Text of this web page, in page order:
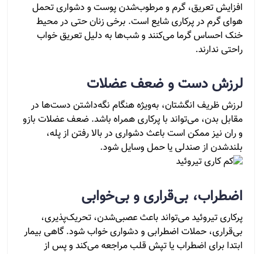
افزایش تعریق، گرم و مرطوب‌شدن پوست و دشواری تحمل
هوای گرم در پرکاری شایع است. برخی زنان حتی در محیط
خنک احساس گرما می‌کنند و شب‌ها به دلیل تعریق خواب
راحتی ندارند.
لرزش دست و ضعف عضلات
لرزش ظریف انگشتان، به‌ویژه هنگام نگه‌داشتن دست‌ها در
مقابل بدن، می‌تواند با پرکاری همراه باشد. ضعف عضلات بازو
و ران نیز ممکن است باعث دشواری در بالا رفتن از پله،
بلندشدن از صندلی یا حمل وسایل شود.
اضطراب، بی‌قراری و بی‌خوابی
پرکاری تیروئید می‌تواند باعث عصبی‌شدن، تحریک‌پذیری،
بی‌قراری، حملات اضطرابی و دشواری خواب شود. گاهی بیمار
ابتدا برای اضطراب یا تپش قلب مراجعه می‌کند و پس از